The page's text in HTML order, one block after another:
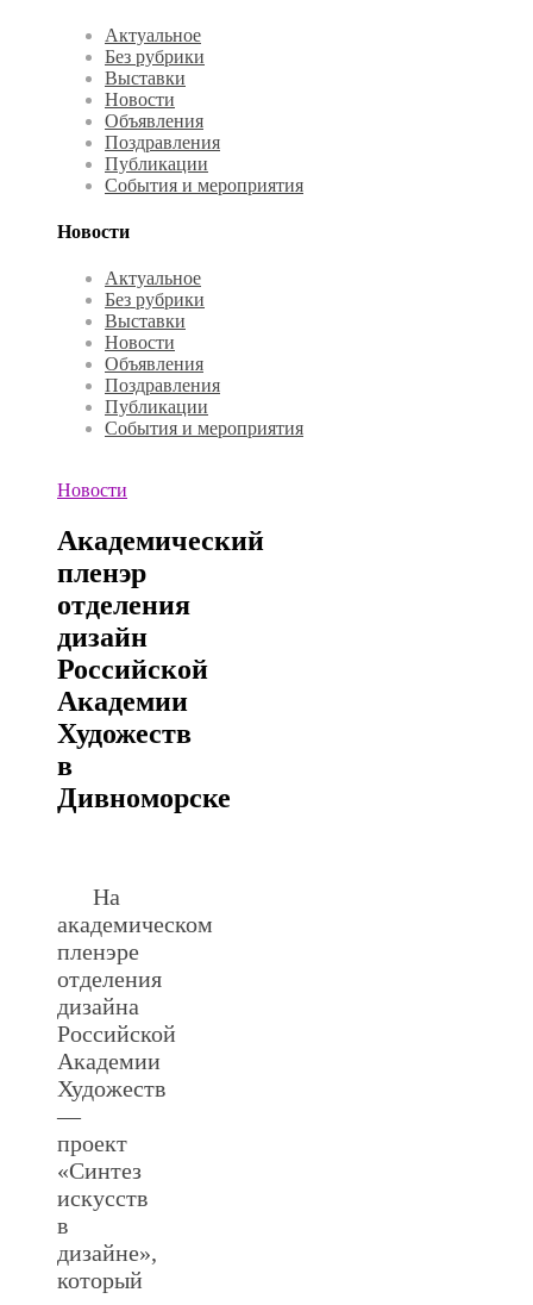
Актуальное
Без рубрики
Выставки
Новости
Объявления
Поздравления
Публикации
События и мероприятия
Новости
Актуальное
Без рубрики
Выставки
Новости
Объявления
Поздравления
Публикации
События и мероприятия
Новости
Академический
пленэр
отделения
дизайн
Российской
Академии
Художеств
в
Дивноморске
На
академическом
пленэре
отделения
дизайна
Российской
Академии
Художеств
—
проект
«Синтез
искусств
в
дизайне»,
который